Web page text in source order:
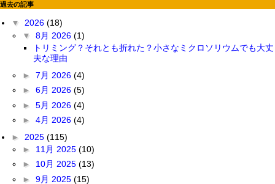
過去の記事
▼ 2026 (18)
▼ 8月 2026 (1)
トリミング？それとも折れた？小さなミクロソリウムでも大丈
夫な理由
► 7月 2026 (4)
► 6月 2026 (5)
► 5月 2026 (4)
► 4月 2026 (4)
► 2025 (115)
► 11月 2025 (10)
► 10月 2025 (13)
► 9月 2025 (15)